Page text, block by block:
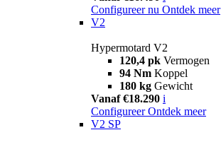
Configureer nu Ontdek meer
V2
Hypermotard V2
120,4 pk Vermogen
94 Nm Koppel
180 kg Gewicht
Vanaf €18.290 i
Configureer Ontdek meer
V2 SP